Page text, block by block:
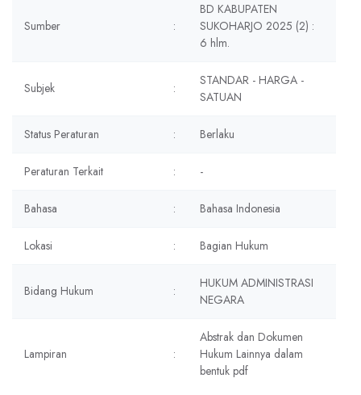
Sumber :
BD KABUPATEN
SUKOHARJO 2025 (2) :
6 hlm.
Subjek :
STANDAR - HARGA -
SATUAN
Status Peraturan : Berlaku
Peraturan Terkait : -
Bahasa : Bahasa Indonesia
Lokasi : Bagian Hukum
Bidang Hukum :
HUKUM ADMINISTRASI
NEGARA
Lampiran :
Abstrak dan Dokumen
Hukum Lainnya dalam
bentuk pdf